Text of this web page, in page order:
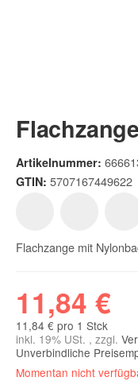
Artikelnummer:
GTIN: 5707167449622
Flachzange mit
11,84 €
11,84 € pro 1 Stck
inkl. 19% USt. , zzgl.
Unverbindliche
Momentan nicht